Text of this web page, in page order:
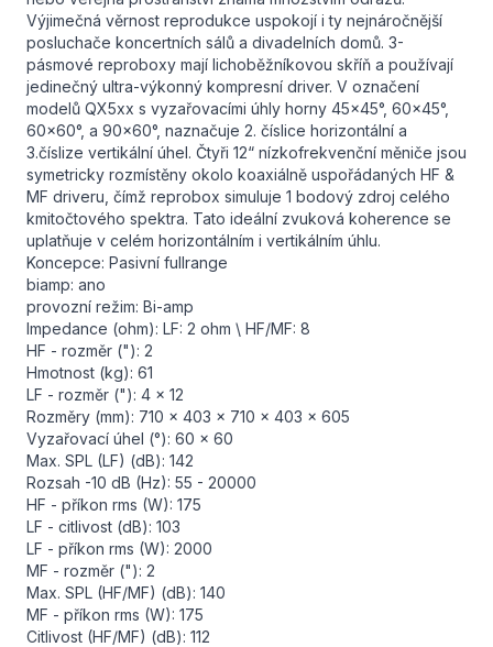
Výjimečná věrnost reprodukce uspokojí i ty nejnáročnější
posluchače koncertních sálů a divadelních domů. 3-
pásmové reproboxy mají lichoběžníkovou skříň a používají
jedinečný ultra-výkonný kompresní driver. V označení
modelů QX5xx s vyzařovacími úhly horny 45x45°, 60x45°,
60x60°, a 90x60°, naznačuje 2. číslice horizontální a
3.číslize vertikální úhel. Čtyři 12“ nízkofrekvenční měniče jsou
symetricky rozmístěny okolo koaxiálně uspořádaných HF &
MF driveru, čímž reprobox simuluje 1 bodový zdroj celého
kmitočtového spektra. Tato ideální zvuková koherence se
uplatňuje v celém horizontálním i vertikálním úhlu.
Koncepce: Pasivní fullrange
biamp: ano
provozní režim: Bi-amp
Impedance (ohm): LF: 2 ohm \ HF/MF: 8
HF - rozměr ("): 2
Hmotnost (kg): 61
LF - rozměr ("): 4 x 12
Rozměry (mm): 710 x 403 x 710 x 403 x 605
Vyzařovací úhel (°): 60 x 60
Max. SPL (LF) (dB): 142
Rozsah -10 dB (Hz): 55 - 20000
HF - příkon rms (W): 175
LF - citlivost (dB): 103
LF - příkon rms (W): 2000
MF - rozměr ("): 2
Max. SPL (HF/MF) (dB): 140
MF - příkon rms (W): 175
Citlivost (HF/MF) (dB): 112